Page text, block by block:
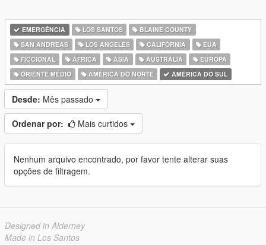
EMERGÊNCIA LOS SANTOS
BLAINE COUNTY
SAN ANDREAS
LOS ANGELES CALIFÓRNIA
EUA
FICCIONAL
ÁFRICA ÁSIA AUSTRÁLIA
EUROPA
ORIENTE MÉDIO
AMÉRICA DO NORTE AMÉRICA DO SUL
Desde: Mês passado
Ordenar por: Mais curtidos
Nenhum arquivo encontrado, por favor tente alterar suas
opções de filtragem.
Designed in Alderney
Made in Los Santos